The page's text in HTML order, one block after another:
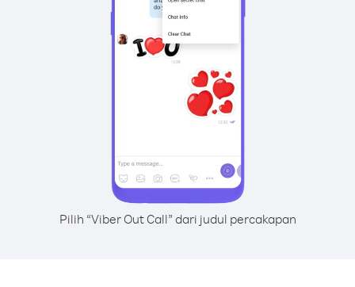
Pilih “Viber Out Call” dari judul percakapan